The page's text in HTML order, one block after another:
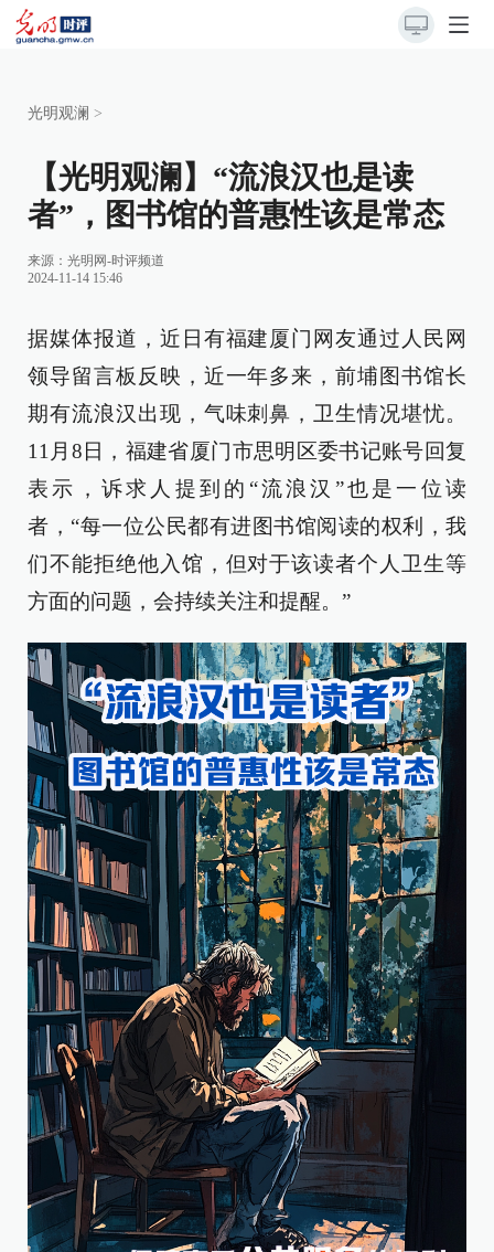
光明观澜 >
【光明观澜】“流浪汉也是读
者”，图书馆的普惠性该是常态
来源： 光明网-时评频道
2024-11-14 15:46
据媒体报道，近日有福建厦门网友通过人民网
领导留言板反映，近一年多来，前埔图书馆长
期有流浪汉出现，气味刺鼻，卫生情况堪忧。
11月8日，福建省厦门市思明区委书记账号回复
表示，诉求人提到的“流浪汉”也是一位读
者，“每一位公民都有进图书馆阅读的权利，我
们不能拒绝他入馆，但对于该读者个人卫生等
方面的问题，会持续关注和提醒。”